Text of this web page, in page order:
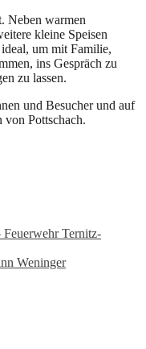
Neben warmen
kleine Speisen
um mit Familie,
ins Gespräch zu
zu lassen.
und Besucher und auf
Pottschach.
Ternitz-
Weninger